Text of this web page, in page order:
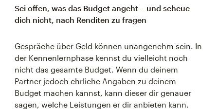
Sei offen, was das Budget angeht – und scheue
dich nicht, nach Renditen zu fragen
Gespräche über Geld können unangenehm sein. In
der Kennenlernphase kennst du vielleicht noch
nicht das gesamte Budget. Wenn du deinem
Partner jedoch ehrliche Angaben zu deinem
Budget machen kannst, kann dieser dir genauer
sagen, welche Leistungen er dir anbieten kann.